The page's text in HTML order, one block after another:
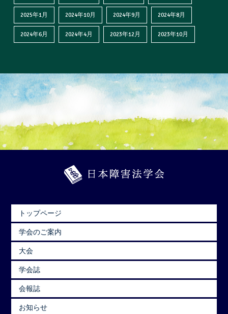
2025年1月 2024年10月 2024年9月 2024年8月
2024年6月 2024年4月 2023年12月 2023年10月
トップページ
学会のご案内
大会
学会誌
会報誌
お知らせ